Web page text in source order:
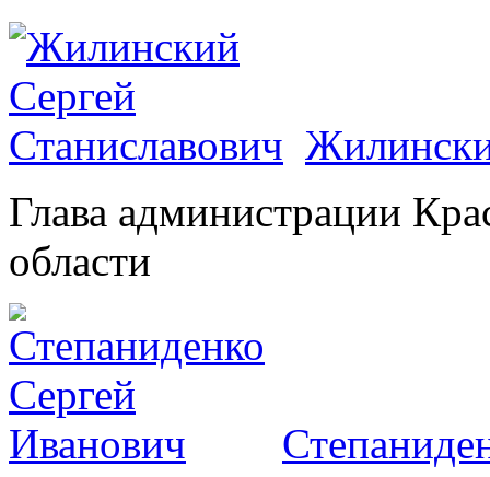
Глава администрации
области